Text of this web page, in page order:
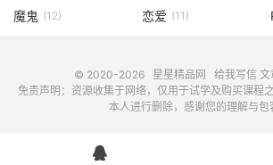
魔鬼 (12) 恋爱 (11)
© 2020-2026 星星精品网 给我写信 文
免责声明：资源收集于网络，仅用于试学及购买课程
本人进行删除，感谢您的理解与包
